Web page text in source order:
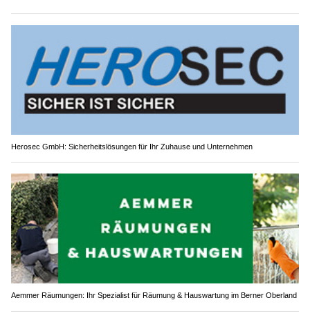
Herosec GmbH: Sicherheitslösungen für Ihr Zuhause und Unternehmen
Aemmer Räumungen: Ihr Spezialist für Räumung & Hauswartung im Berner Oberland